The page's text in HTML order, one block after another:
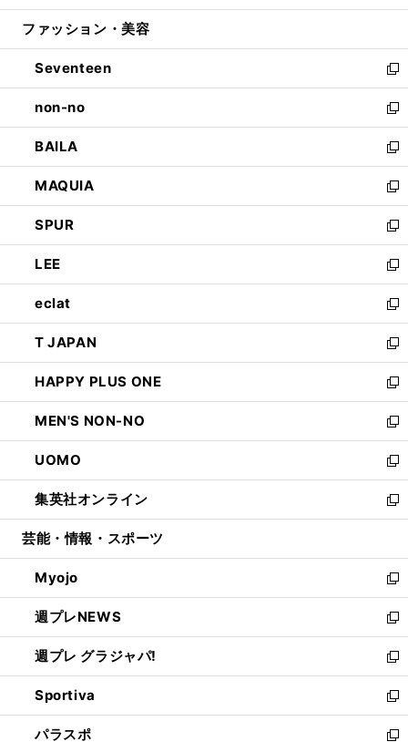
開
ウ
開
く
ン
ウ
で
開
く
ウ
ン
ド
ウ
で
開
く
ファッション・美容
Seventeen
新
し
い
ウ
ィ
ン
ド
ウ
で
開
く
non-no
新
し
い
ウ
ィ
ン
ド
ウ
で
開
く
BAILA
新
し
い
ウ
ィ
ン
ド
ウ
で
開
く
MAQUIA
新
し
い
ウ
ィ
ン
ド
ウ
で
開
く
SPUR
新
し
い
ウ
ィ
ン
ド
ウ
で
開
く
LEE
新
し
い
ウ
ィ
ン
ド
ウ
で
開
く
eclat
新
し
い
ウ
ィ
ン
ド
ウ
で
開
く
T JAPAN
新
し
い
ウ
ィ
ン
ド
ウ
で
開
HAPPY PLUS ONE
新
し
い
ウ
ィ
ン
ド
ウ
開
く
MEN'S NON-NO
新
し
い
ウ
ィ
ン
ウ
で
開
く
UOMO
新
し
い
ウ
ン
ド
ウ
で
開
く
集英社オンライン
新
し
ウ
ィ
ン
ド
ウ
で
開
く
芸能・情報・スポーツ
Myojo
新
し
い
ウ
ィ
ン
ド
ウ
で
週プレNEWS
新
し
い
ウ
ィ
ン
ド
週プレ グラジャパ!
新
し
い
ウ
ィ
Sportiva
新
し
い
パラスポ
新